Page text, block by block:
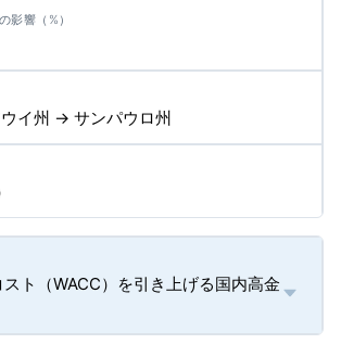
イ州 → サンパウロ州
ト（WACC）を引き上げる国内高金